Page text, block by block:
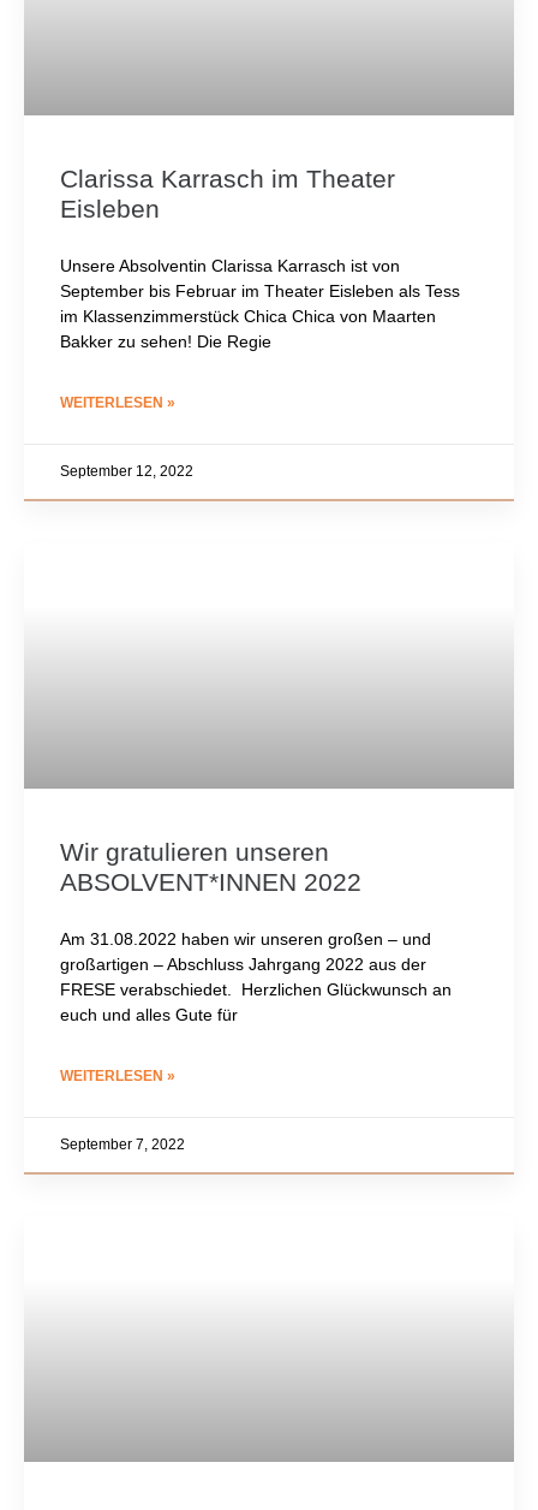
Clarissa Karrasch im Theater
Eisleben
Unsere Absolventin Clarissa Karrasch ist von
September bis Februar im Theater Eisleben als Tess
im Klassenzimmerstück Chica Chica von Maarten
Bakker zu sehen! Die Regie
WEITERLESEN »
September 12, 2022
Wir gratulieren unseren
ABSOLVENT*INNEN 2022
Am 31.08.2022 haben wir unseren großen – und
großartigen – Abschluss Jahrgang 2022 aus der
FRESE verabschiedet. Herzlichen Glückwunsch an
euch und alles Gute für
WEITERLESEN »
September 7, 2022